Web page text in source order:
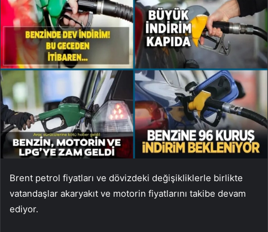
Brent petrol fiyatları ve dövizdeki değişikliklerle birlikte
vatandaşlar akaryakıt ve motorin fiyatlarını takibe devam
ediyor.